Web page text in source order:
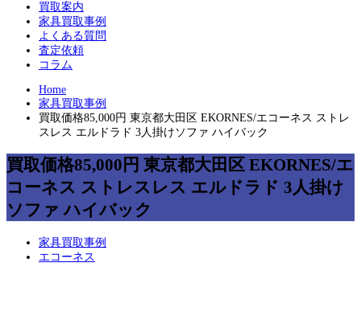
買取案内
家具買取事例
よくある質問
査定依頼
コラム
Home
家具買取事例
買取価格85,000円 東京都大田区 EKORNES/エコーネス ストレ
スレス エルドラド 3人掛けソファ ハイバック
買取価格85,000円 東京都大田区 EKORNES/エ
コーネス ストレスレス エルドラド 3人掛け
ソファ ハイバック
家具買取事例
エコーネス